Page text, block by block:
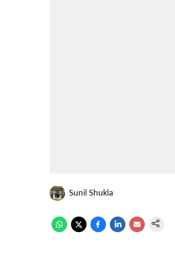
Sunil Shukla